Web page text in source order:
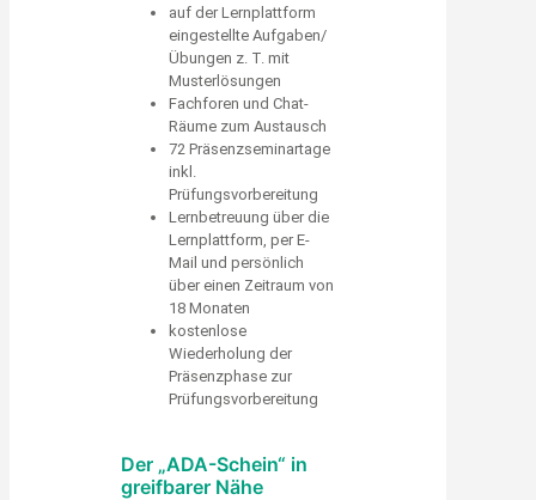
auf der Lernplattform
eingestellte Aufgaben/
Übungen z. T. mit
Musterlösungen
Fachforen und Chat-
Räume zum Austausch
72 Präsenzseminartage
inkl.
Prüfungsvorbereitung
Lernbetreuung über die
Lernplattform, per E-
Mail und persönlich
über einen Zeitraum von
18 Monaten
kostenlose
Wiederholung der
Präsenzphase zur
Prüfungsvorbereitung
Der „ADA-Schein“ in
greifbarer Nähe